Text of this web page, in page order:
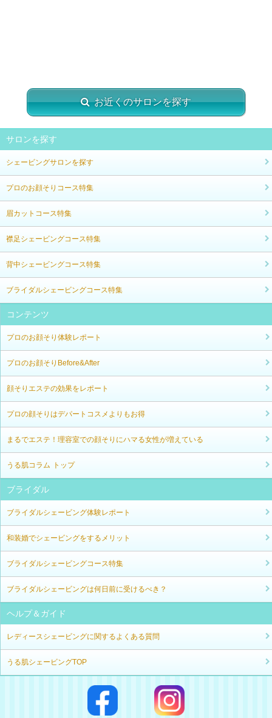
お近くのサロンを探す
サロンを探す
シェービングサロンを探す
プロのお顔そりコース特集
眉カットコース特集
襟足シェービングコース特集
背中シェービングコース特集
ブライダルシェービングコース特集
コンテンツ
プロのお顔そり体験レポート
プロのお顔そりBefore&After
顔そりエステの効果をレポート
プロの顔そりはデパートコスメよりもお得
まるでエステ！理容室での顔そりにハマる女性が増えている
うる肌コラム トップ
ブライダル
ブライダルシェービング体験レポート
和装婚でシェービングをするメリット
ブライダルシェービングコース特集
ブライダルシェービングは何日前に受けるべき？
ヘルプ＆ガイド
レディースシェービングに関するよくある質問
うる肌シェービングTOP